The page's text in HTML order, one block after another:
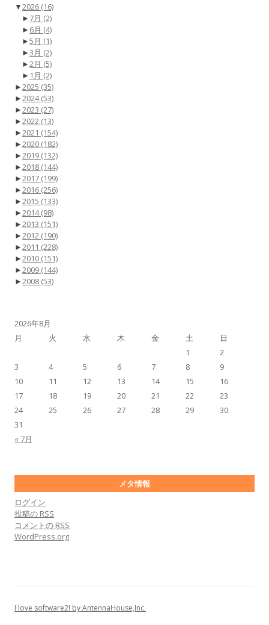
▼2026 (16)
► 7月 (2)
► 6月 (4)
►5月 (1)
►3月 (2)
►2月 (5)
► 1月 (2)
►2025 (35)
►2024(53)
►2023 (27)
►2022 (13)
►2021 (154)
►2020 (182)
►2019 (132)
►2018 (144)
►2017 (199)
►2016 (256)
►2015 (133)
►2014(98)
►2013 (151)
►2012 (190)
►2011 (228)
►2010 (151)
►2009 (144)
►2008 (53)
2026年8月
月
火 水 木 金 土 日
« 7月
1
2
3
4 5 6 7 8
9
10
11 12 13 14 15
16
17
18 19 20 21 22
23
24
25 26 27 28 29
30
31
メタ情報
ログイン
投稿の RSS
コメントの RSS
WordPress.org
I love software2! by AntennaHouse,Inc.